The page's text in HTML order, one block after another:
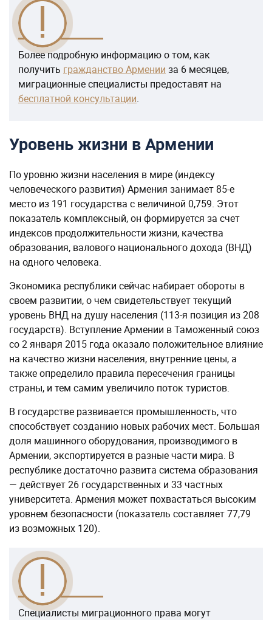
Более подробную информацию о том, как
получить гражданство Армении за 6 месяцев,
миграционные специалисты предоставят на
бесплатной консультации.
Уровень жизни в Армении
По уровню жизни населения в мире (индексу
человеческого развития) Армения занимает 85-е
место из 191 государства с величиной 0,759. Этот
показатель комплексный, он формируется за счет
индексов продолжительности жизни, качества
образования, валового национального дохода (ВНД)
на одного человека.
Экономика республики сейчас набирает обороты в
своем развитии, о чем свидетельствует текущий
уровень ВНД на душу населения (113-я позиция из 208
государств). Вступление Армении в Таможенный союз
со 2 января 2015 года оказало положительное влияние
на качество жизни населения, внутренние цены, а
также определило правила пересечения границы
страны, и тем самим увеличило поток туристов.
В государстве развивается промышленность, что
способствует созданию новых рабочих мест. Большая
доля машинного оборудования, производимого в
Армении, экспортируется в разные части мира. В
республике достаточно развита система образования
— действует 26 государственных и 33 частных
университета. Армения может похвастаться высоким
уровнем безопасности (показатель составляет 77,79
из возможных 120).
Специалисты миграционного права могут